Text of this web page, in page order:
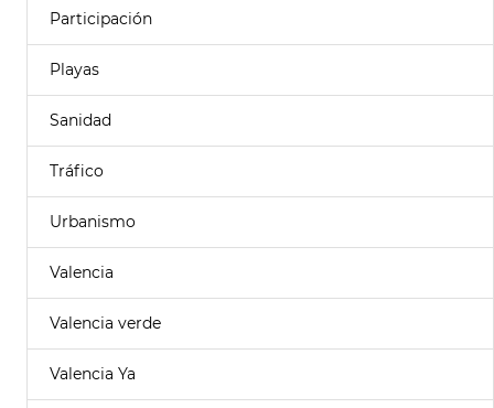
Participación
Playas
Sanidad
Tráfico
Urbanismo
Valencia
Valencia verde
Valencia Ya